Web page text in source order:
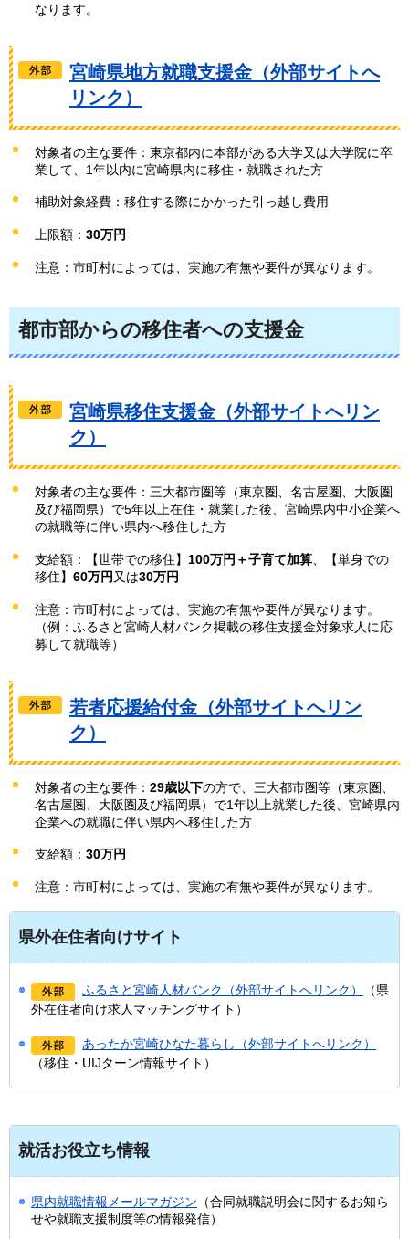
なります。
宮崎県地方就職支援金（外部サイトへ
リンク）
対象者の主な要件：東京都内に本部がある大学又は大学院に卒
業して、1年以内に宮崎県内に移住・就職された方
補助対象経費：移住する際にかかった引っ越し費用
上限額： 30万円
注意：市町村によっては、実施の有無や要件が異なります。
都市部からの移住者への支援金
宮崎県移住支援金（外部サイトへリン
ク）
対象者の主な要件：三大都市圏等（東京圏、名古屋圏、大阪圏
及び福岡県）で5年以上在住・就業した後、宮崎県内中小企業へ
の就職等に伴い県内へ移住した方
支給額：【世帯での移住】 100万円＋子育て加算 、【単身での
移住】 60万円 又は30万円
注意：市町村によっては、実施の有無や要件が異なります。
（例：ふるさと宮崎人材バンク掲載の移住支援金対象求人に応
募して就職等）
若者応援給付金（外部サイトへリン
ク）
対象者の主な要件： 29歳以下の方で、三大都市圏等（東京圏、
名古屋圏、大阪圏及び福岡県）で1年以上就業した後、宮崎県内
企業への就職に伴い県内へ移住した方
支給額： 30万円
注意：市町村によっては、実施の有無や要件が異なります。
県外在住者向けサイト
ふるさと宮崎人材バンク（外部サイトへリンク）
（県
外在住者向け求人マッチングサイト）
あったか宮崎ひなた暮らし（外部サイトへリンク）
（移住・UIJターン情報サイト）
就活お役立ち情報
県内就職情報メールマガジン （合同就職説明会に関するお知ら
せや就職支援制度等の情報発信）